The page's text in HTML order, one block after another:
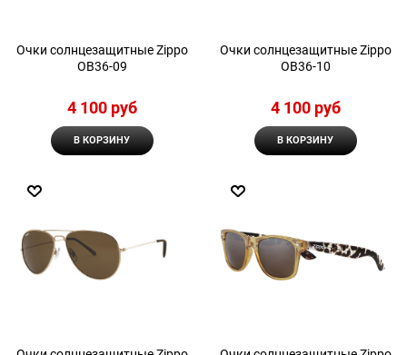
Очки солнцезащитные Zippo
OB36-09
4 100 руб
В КОРЗИНУ
Очки солнцезащитные Zippo
OB36-10
4 100 руб
В КОРЗИНУ